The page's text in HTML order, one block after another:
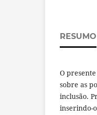
RESUMO
O
sobre as
inclusão.
inserindo-